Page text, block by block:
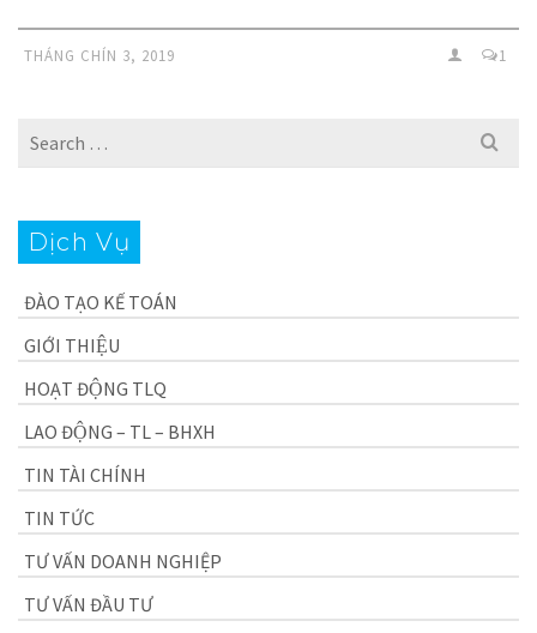
THÁNG CHÍN 3, 2019 1
Search
Dịch Vụ
ĐÀO TẠO KẾ TOÁN
GIỚI THIỆU
HOẠT ĐỘNG TLQ
LAO ĐỘNG – TL – BHXH
TIN TÀI CHÍNH
TIN TỨC
TƯ VẤN DOANH NGHIỆP
TƯ VẤN ĐẦU TƯ